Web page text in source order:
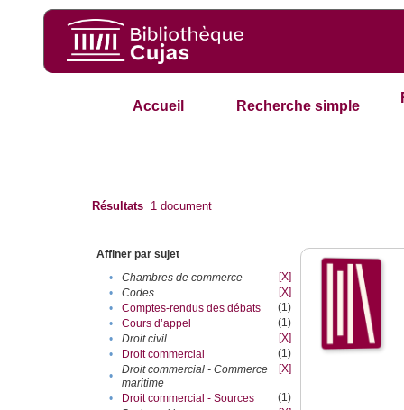
Accueil Recherche simple
Résultats 1 document
Affiner par sujet
•
Chambres de commerce
[X]
•
Codes
[X]
•
Comptes-rendus des débats
(1)
•
Cours d’appel
(1)
•
Droit civil
[X]
•
Droit commercial
(1)
•
Droit commercial - Commerce
maritime
[X]
• Droit commercial - Sources
(1)